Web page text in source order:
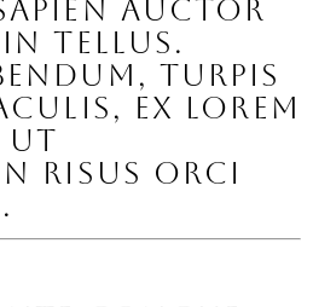
auctor
tellus.
turpis
ex lorem
ut
risus orci